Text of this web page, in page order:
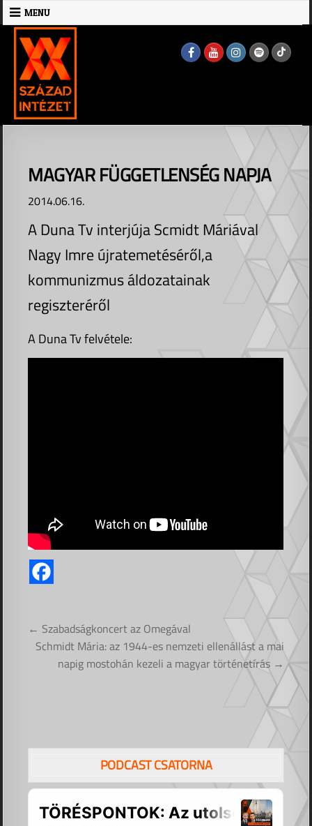
Skip
to
content
MENU
MAGYAR FÜGGETLENSÉG NAPJA
2014.06.16.
A Duna Tv interjúja Scmidt Máriával
Nagy Imre újratemetéséről,a
kommunizmus áldozatainak
regiszteréről
A Duna Tv felvétele:
Bejegyzés
navigáció
← Szabadságkoncert az Omegával
Schmidt Mária: az 1944-es nemzeti ellenállást a mai
napig mostohán kezeli a magyar történetírás →
PODCAST CSATORNA